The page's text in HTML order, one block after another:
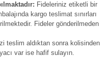
Fideleriniz etiketli bir
kargo teslimat sınırları
Fideler gönderilmeden
teslim aldıktan sonra kolisinden
var ise hafif sulayın.